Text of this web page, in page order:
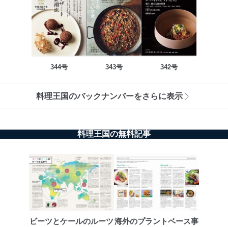
344号 343号 342号
料理王国のバックナンバーをさらに表示
料理王国の無料記事
ビーツとケールのルーツ海外のプラントベース事